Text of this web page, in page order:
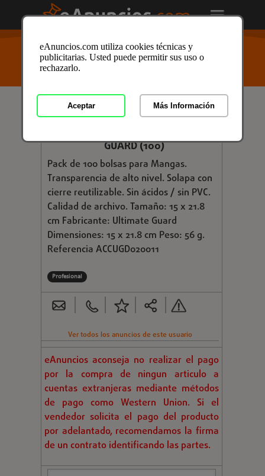
USTED ESTÁ AQUÍ>Anuncios clasificados/Juegos
Juguetes/Juegos de Mesa/Juegos de Mesa en
Cáceres/ Anuncio ID: 3052328
€ 5,16
GUARD (100)
Pack de 100 bolsas para Mangas.
Transparencia de alto nivel. Solapa con
cierre reutilizable. Sin ácidos / sin PVC.
Calidad de archivo. Tamaño: 15 x 21.8
cm Fabricante: Ultimate Guard
Dimensiones: 15 x 21.8 cm Peso: 56 g.
Referencia ACCUGD020011
Profesional
Ver todos los anuncios de este usuario
eAnuncios aconseja no realizar el pago
por la compra de ningun articulo a
cuentas extranjeras mediante métodos
de pago como Western Union. Si el
vendedor solicita el pago del producto
por adelantado, recomendamos la firma
de un contrato identificando las partes.
eAnuncios.com utiliza cookies técnicas y
publicitarias. Usted puede permitir sus uso o
rechazarlo.
Aceptar Más Información